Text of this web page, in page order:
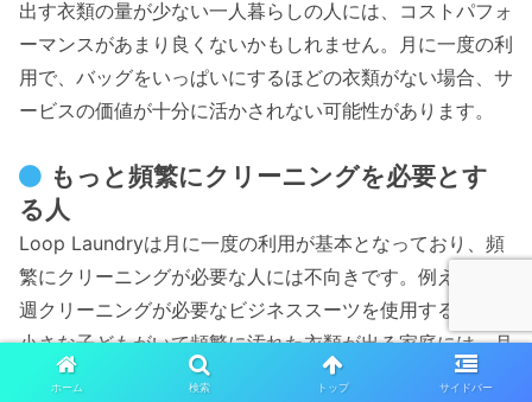
出す衣類の量が少ない一人暮らしの人には、コストパフォ
ーマンスがあまり良くないかもしれません。月に一度の利
用で、バッグをいっぱいにするほどの衣類がない場合、サ
ービスの価値が十分に活かされない可能性があります。
もっと頻繁にクリーニングを必要とす
る人
Loop Laundryは月に一度の利用が基本となっており、頻
繁にクリーニングが必要な人には不向きです。例えば、毎
週クリーニングが必要なビジネススーツを使用する人や、
小さな子どもがいて頻繁に汚れた衣類が出る家庭には、月
に一度の利用では不十分と感じることがあるでしょう。そ
ホーム 検索 トップ サイドバー